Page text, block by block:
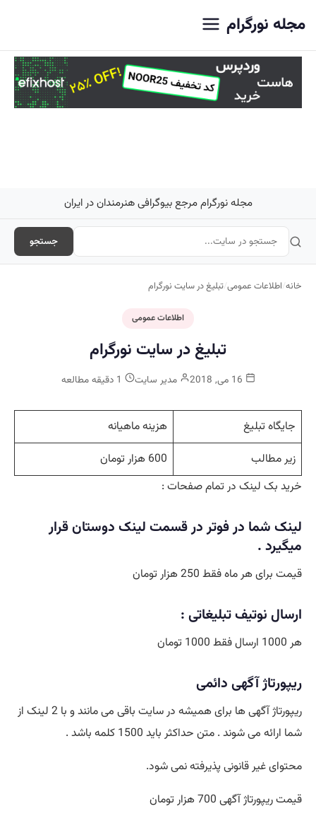
مجله نورگرام
مجله نورگرام مرجع بیوگرافی هنرمندان در ایران
جستجو
خانه/اطلاعات عمومی/تبلیغ در سایت نورگرام
اطلاعات عمومی
تبلیغ در سایت نورگرام
مدیر سایت
جایگاه تبلیغ
هزینه ماهیانه
زیر مطالب
600 هزار تومان
خرید بک لینک در تمام صفحات :
لینک شما در فوتر در قسمت لینک دوستان قرار
میگیرد .
قیمت برای هر ماه فقط 250 هزار تومان
ارسال نوتیف تبلیغاتی :
هر 1000 ارسال فقط 1000 تومان
ریپورتاژ آگهی دائمی
ریپورتاژ آگهی ها برای همیشه در سایت باقی می مانند و با 2 لینک از
شما ارائه می شوند . متن حداکثر باید 1500 کلمه باشد .
محتوای غیر قانونی پذیرفته نمی شود.
قیمت ریپورتاژ آگهی 700 هزار تومان